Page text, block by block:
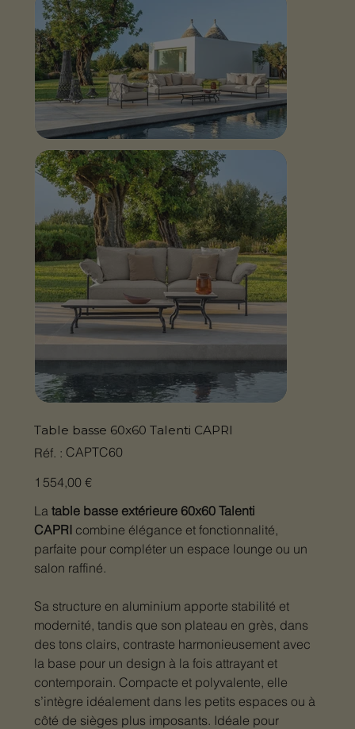
Table basse 60x60 Talenti CAPRI
Réf. : SKU
CAPTC60
CAPTC60
Prix
1 554,00 €
La table basse extérieure 60x60 Talenti
CAPRIcombine élégance et fonctionnalité,
parfaite pour compléter un espace lounge ou un
salon raffiné.
Sa structure en aluminium apporte stabilité et
modernité, tandis que son plateau en grès, dans
des tons clairs, contraste harmonieusement avec
la base pour un design à la fois attrayant et
contemporain. Compacte et polyvalente, elle
s’intègre idéalement dans les petits espaces ou à
côté de sièges plus imposants. Idéale pour